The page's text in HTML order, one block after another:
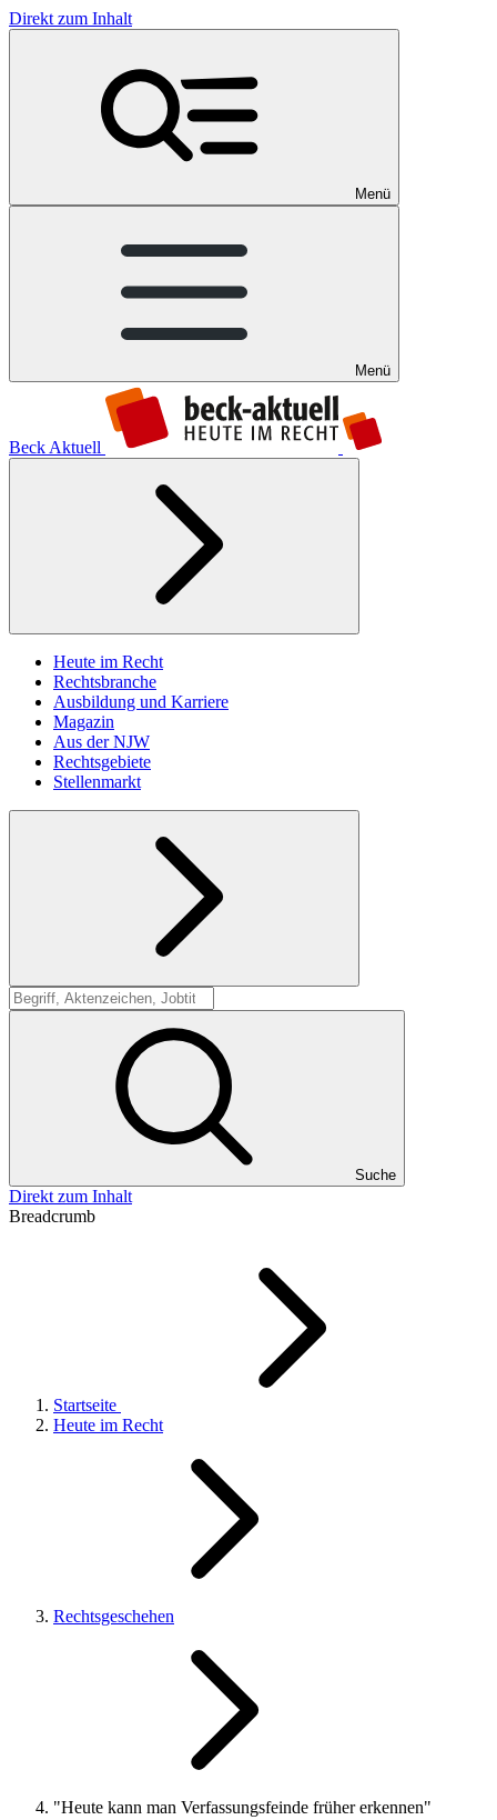
Direkt zum Inhalt
Menü
Menü
Beck Aktuell
Heute im Recht
Rechtsbranche
Ausbildung und Karriere
Magazin
Aus der NJW
Rechtsgebiete
Stellenmarkt
Suche
Suche
Direkt zum Inhalt
Breadcrumb
Startseite
Heute im Recht
Rechtsgeschehen
"Heute kann man Verfassungsfeinde früher erkennen"